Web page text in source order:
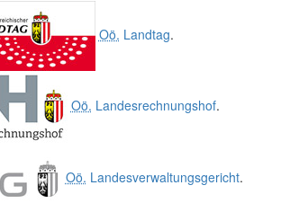
Oö. Landtag.
Oö. Landesrechnungshof.
Oö. Landesverwaltungsgericht.